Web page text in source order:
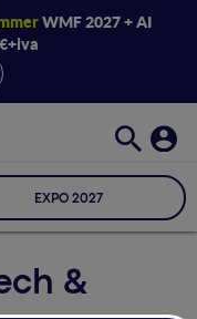
WMF 2027 + AI
EXPO 2027
&